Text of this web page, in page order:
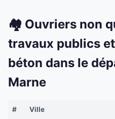
🏘️ Ouvriers non
travaux publics
béton dans le
Marne
# Ville